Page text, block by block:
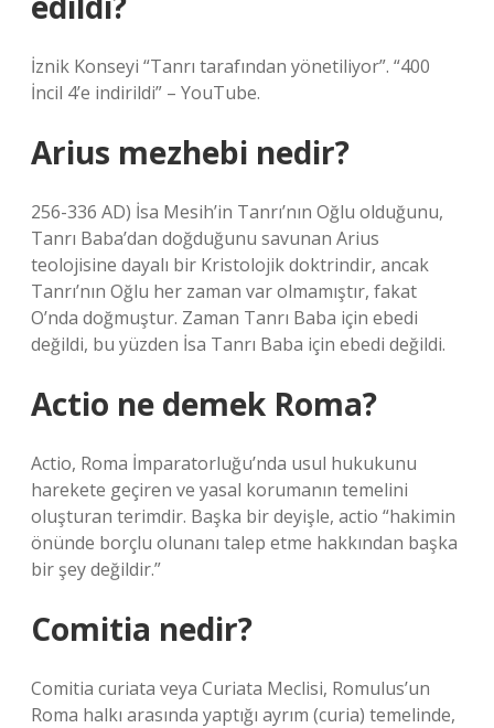
İznik Konseyi “Tanrı tarafından yönetiliyor”. “400
İncil 4’e indirildi” – YouTube.
Arius mezhebi nedir?
256-336 AD) İsa Mesih’in Tanrı’nın Oğlu olduğunu,
Tanrı Baba’dan doğduğunu savunan Arius
teolojisine dayalı bir Kristolojik doktrindir, ancak
Tanrı’nın Oğlu her zaman var olmamıştır, fakat
O’nda doğmuştur. Zaman Tanrı Baba için ebedi
değildi, bu yüzden İsa Tanrı Baba için ebedi değildi.
Actio ne demek Roma?
Actio, Roma İmparatorluğu’nda usul hukukunu
harekete geçiren ve yasal korumanın temelini
oluşturan terimdir. Başka bir deyişle, actio “hakimin
önünde borçlu olunanı talep etme hakkından başka
bir şey değildir.”
Comitia nedir?
Comitia curiata veya Curiata Meclisi, Romulus’un
Roma halkı arasında yaptığı ayrım (curia) temelinde,